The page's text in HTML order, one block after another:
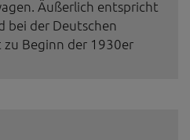
Äußerlich entspricht
bei der Deutschen
zu Beginn der 1930er